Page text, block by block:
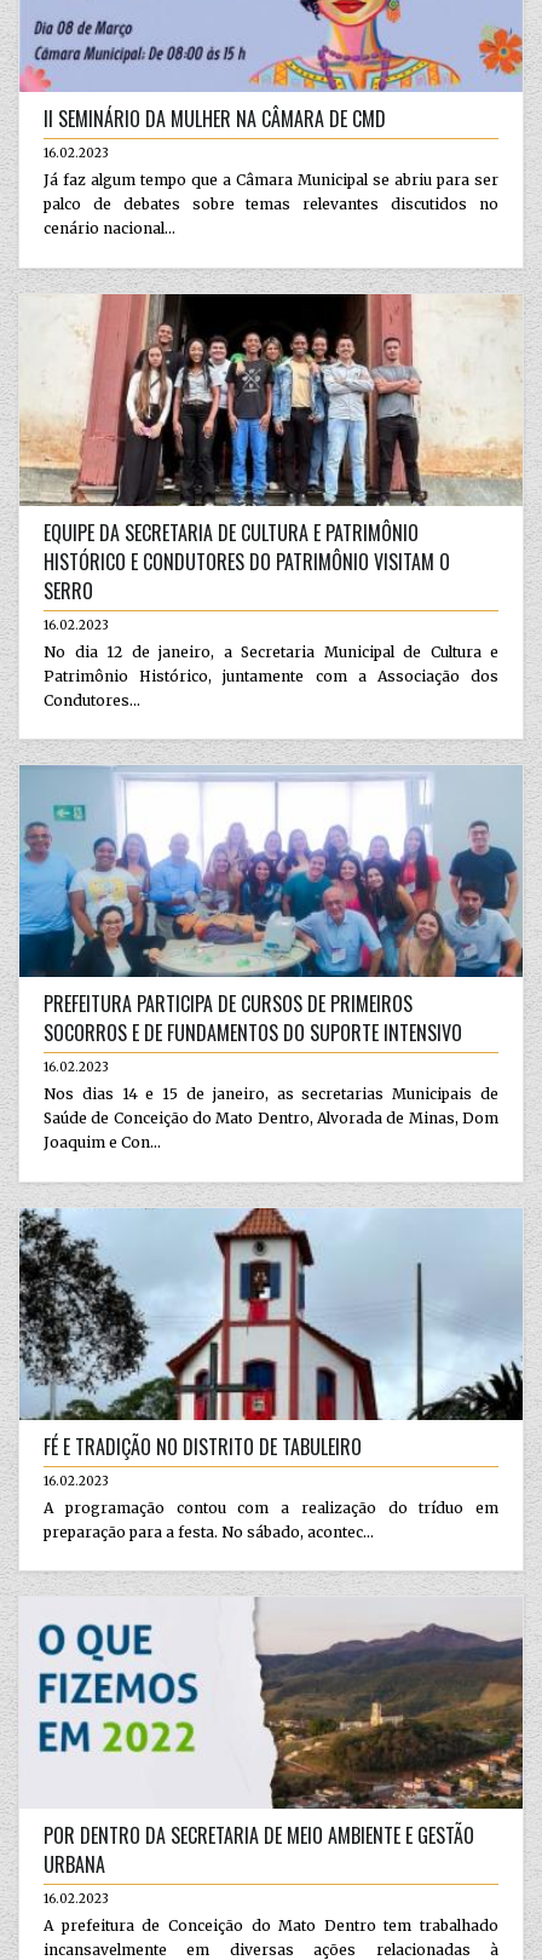
II SEMINÁRIO DA MULHER NA CÂMARA DE CMD
16.02.2023
Já faz algum tempo que a Câmara Municipal se abriu para ser
palco de debates sobre temas relevantes discutidos no
cenário nacional...
EQUIPE DA SECRETARIA DE CULTURA E PATRIMÔNIO
HISTÓRICO E CONDUTORES DO PATRIMÔNIO VISITAM O
SERRO
16.02.2023
No dia 12 de janeiro, a Secretaria Municipal de Cultura e
Patrimônio Histórico, juntamente com a Associação dos
Condutores...
PREFEITURA PARTICIPA DE CURSOS DE PRIMEIROS
SOCORROS E DE FUNDAMENTOS DO SUPORTE INTENSIVO
16.02.2023
Nos dias 14 e 15 de janeiro, as secretarias Municipais de
Saúde de Conceição do Mato Dentro, Alvorada de Minas, Dom
Joaquim e Con...
FÉ E TRADIÇÃO NO DISTRITO DE TABULEIRO
16.02.2023
A programação contou com a realização do tríduo em
preparação para a festa. No sábado, acontec...
POR DENTRO DA SECRETARIA DE MEIO AMBIENTE E GESTÃO
URBANA
16.02.2023
A prefeitura de Conceição do Mato Dentro tem trabalhado
incansavelmente em diversas ações relacionadas à